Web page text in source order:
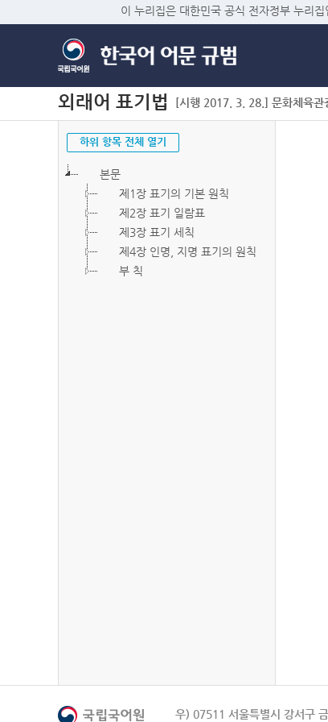
이 누리집은 대한민국 공식 전자정부 누리집
외래어 표기법 [시행 2017. 3. 28.] 문화체육
하위 항목 전체 열기
본문
제1장 표기의 기본 원칙
제2장 표기 일람표
제3장 표기 세칙
제4장 인명, 지명 표기의 원칙
부 칙
우) 07511 서울특별시 강서구